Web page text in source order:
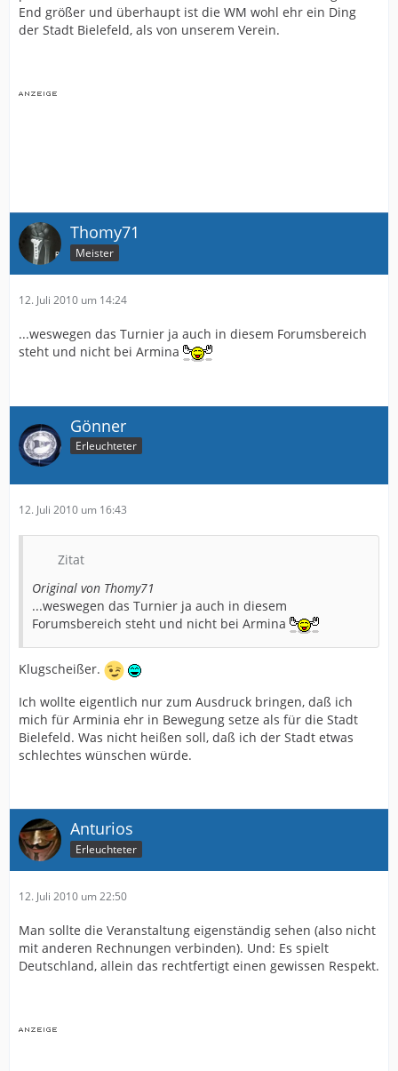
End größer und überhaupt ist die WM wohl ehr ein Ding
der Stadt Bielefeld, als von unserem Verein.
Thomy71
Meister
12. Juli 2010 um 14:24
...weswegen das Turnier ja auch in diesem Forumsbereich
steht und nicht bei Armina
Gönner
Erleuchteter
12. Juli 2010 um 16:43
Zitat
Original von Thomy71
...weswegen das Turnier ja auch in diesem
Forumsbereich steht und nicht bei Armina
Klugscheißer.
Ich wollte eigentlich nur zum Ausdruck bringen, daß ich
mich für Arminia ehr in Bewegung setze als für die Stadt
Bielefeld. Was nicht heißen soll, daß ich der Stadt etwas
schlechtes wünschen würde.
Anturios
Erleuchteter
12. Juli 2010 um 22:50
Man sollte die Veranstaltung eigenständig sehen (also nicht
mit anderen Rechnungen verbinden). Und: Es spielt
Deutschland, allein das rechtfertigt einen gewissen Respekt.